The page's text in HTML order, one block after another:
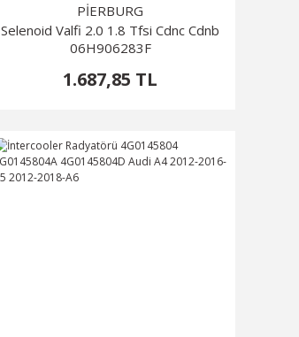
PİERBURG
Selenoid Valfi 2.0 1.8 Tfsi Cdnc Cdnb
06H906283F
1.687,85 TL